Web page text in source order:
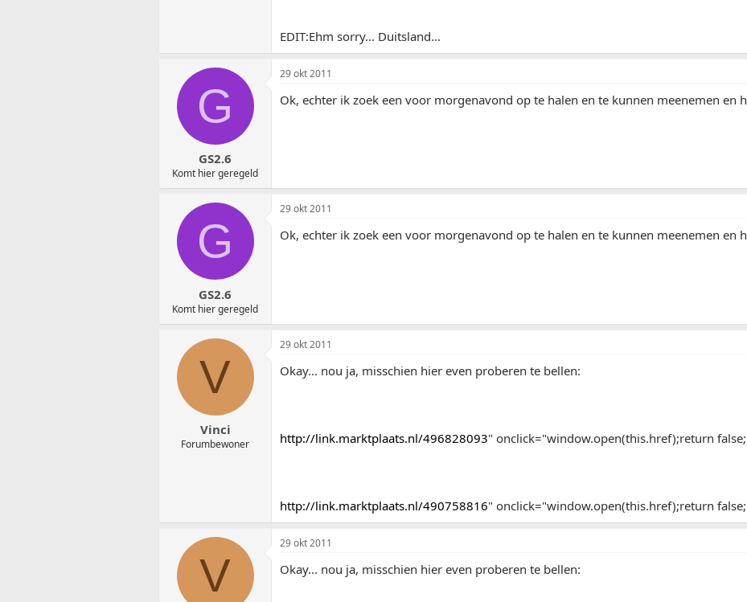
EDIT:Ehm sorry... Duitsland...
G
GS2.6
Komt hier geregeld
29 okt 2011
Ok, echter ik zoek een voor morgenavond op te halen en te kunnen meenemen en
G
GS2.6
Komt hier geregeld
29 okt 2011
Ok, echter ik zoek een voor morgenavond op te halen en te kunnen meenemen en
V
Vinci
Forumbewoner
29 okt 2011
Okay... nou ja, misschien hier even proberen te bellen:
http://link.marktplaats.nl/496828093" onclick="window.open(this.href);return false;
http://link.marktplaats.nl/490758816" onclick="window.open(this.href);return false;
V
29 okt 2011
Okay... nou ja, misschien hier even proberen te bellen: